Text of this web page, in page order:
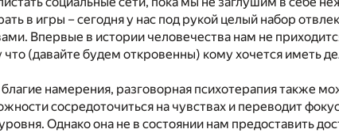
в игры – сегодня у нас под рукой целый набор
Впервые в истории человечества нам не
(давайте будем откровенны) кому хочется иметь
намерения, разговорная психотерапия также
сосредоточиться на чувствах и переводит
Однако она не в состоянии нам предоставить